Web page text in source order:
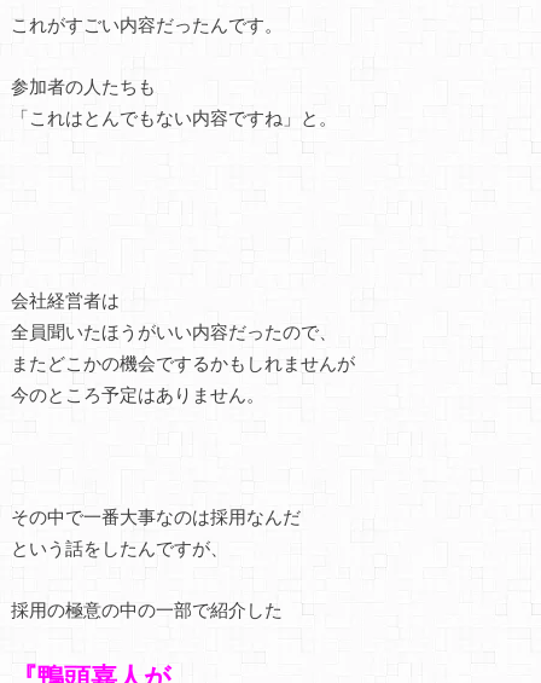
これがすごい内容だったんです。
参加者の人たちも
「これはとんでもない内容ですね」と。
会社経営者は
全員聞いたほうがいい内容だったので、
またどこかの機会でするかもしれませんが
今のところ予定はありません。
その中で一番大事なのは採用なんだ
という話をしたんですが、
採用の極意の中の一部で紹介した